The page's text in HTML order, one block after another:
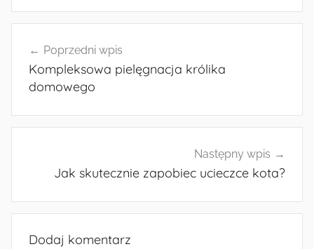
wpisuPoprzedni wpis
Kompleksowa pielęgnacja królika
domowego
Następny wpis
Jak skutecznie zapobiec ucieczce kota?
Dodaj komentarz